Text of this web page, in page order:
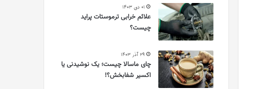
01 دی 1403
علائم خرابی ترموستات پراید
چیست؟
29 آذر 1403
چای ماسالا چیست؛ یک نوشیدنی یا
اکسیر شفابخش؟!